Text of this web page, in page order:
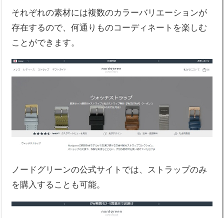
それぞれの素材には複数のカラーバリエーションが
存在するので、何通りものコーディネートを楽しむ
ことができます。
ノードグリーンの公式サイトでは、ストラップのみ
を購入することも可能。